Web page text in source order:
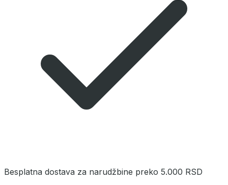
Besplatna dostava za narudžbine preko 5.000 RSD